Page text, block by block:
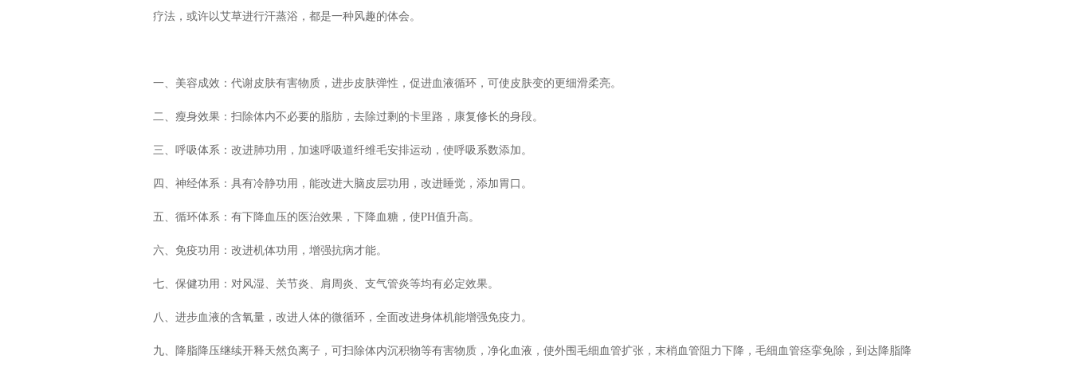
疗法，或许以艾草进行汗蒸浴，都是一种风趣的体会。
一、美容成效：代谢皮肤有害物质，进步皮肤弹性，促进血液循环，可使皮肤变的更细滑柔亮。
二、瘦身效果：扫除体内不必要的脂肪，去除过剩的卡里路，康复修长的身段。
三、呼吸体系：改进肺功用，加速呼吸道纤维毛安排运动，使呼吸系数添加。
四、神经体系：具有冷静功用，能改进大脑皮层功用，改进睡觉，添加胃口。
五、循环体系：有下降血压的医治效果，下降血糖，使PH值升高。
六、免疫功用：改进机体功用，增强抗病才能。
七、保健功用：对风湿、关节炎、肩周炎、支气管炎等均有必定效果。
八、进步血液的含氧量，改进人体的微循环，全面改进身体机能增强免疫力。
九、降脂降压继续开释天然负离子，可扫除体内沉积物等有害物质，净化血液，使外围毛细血管扩张，末梢血管阻力下降，毛细血管痉挛免除，到达降脂降